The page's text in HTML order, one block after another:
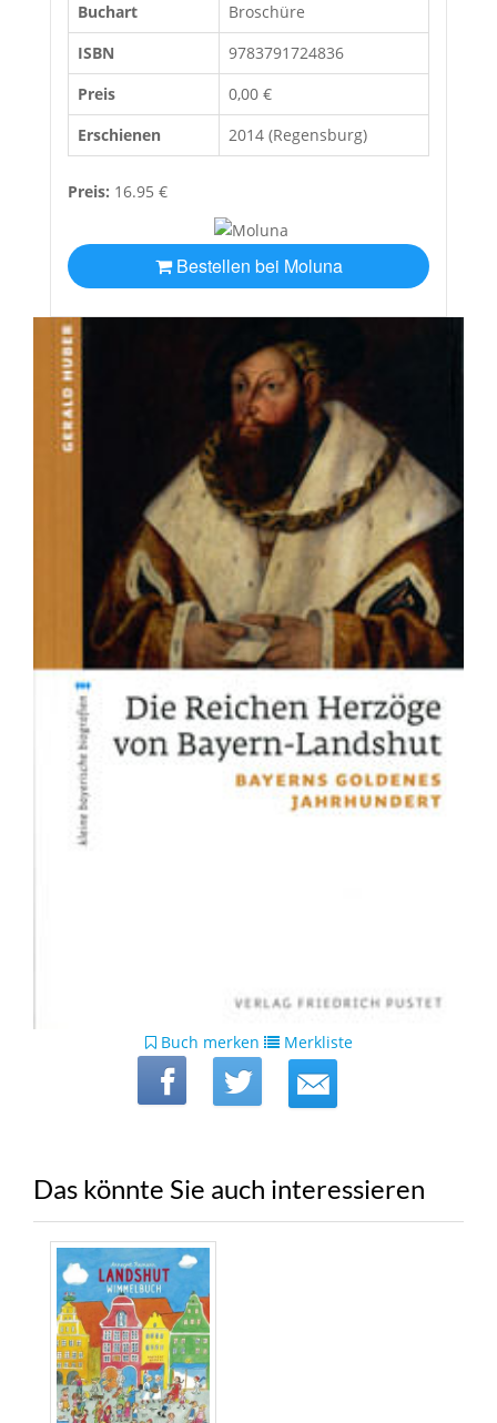
Buchart
Broschüre
ISBN
9783791724836
Preis
0,00 €
Erschienen
2014 (Regensburg)
Preis: 16.95 €
Bestellen bei Moluna
Buch merken Merkliste
Das könnte Sie auch interessieren